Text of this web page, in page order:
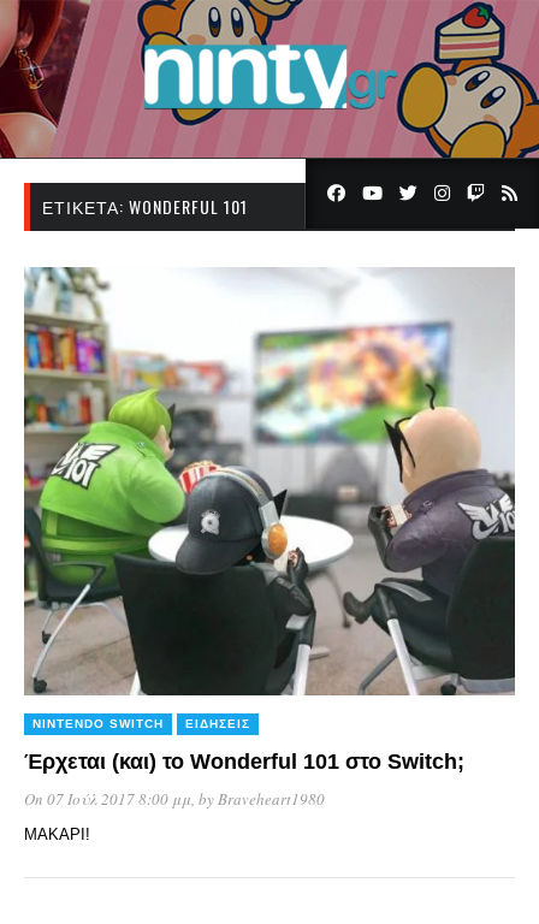
ΕΤΙΚΈΤΑ: WONDERFUL 101
NINTENDO SWITCH ΕΙΔΉΣΕΙΣ
Έρχεται (και) το Wonderful 101 στο Switch;
On 07 Ιούλ 2017 8:00 μμ, byBraveheart1980
ΜΑΚΑΡΙ!